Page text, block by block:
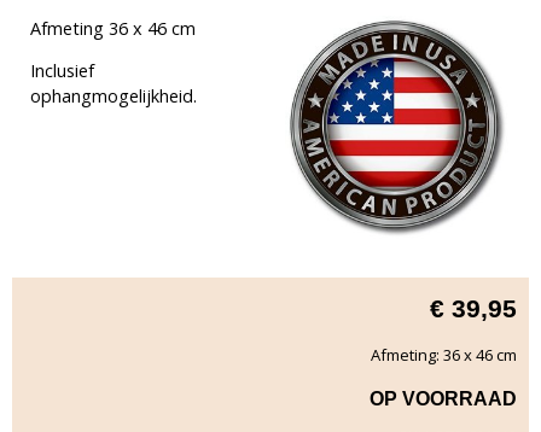
Afmeting 36 x 46 cm
Inclusief
ophangmogelijkheid.
€ 39,95
Afmeting: 36 x 46 cm
OP VOORRAAD